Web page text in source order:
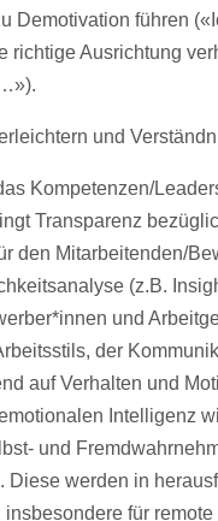
Demotivation führen
richtige Ausrichtung
und
Kompetenzen/
Transparenz
den Mitarbeitenden/
(z.B.
und
der
auf Verhalten und
Intelligenz
und
Diese werden in
für